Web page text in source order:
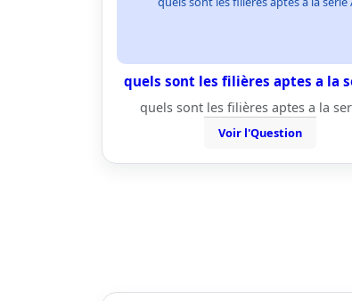
quels sont les filières aptes a la
quels sont les filières aptes a la
Voir l'Question